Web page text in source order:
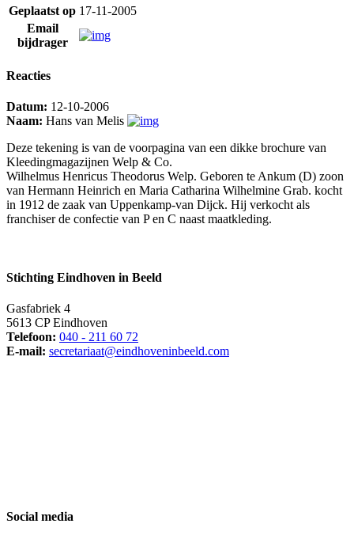
Geplaatst op 17-11-2005
Email
bijdrager
Reacties
Datum: 12-10-2006
Naam: Hans van Melis
Deze tekening is van de voorpagina van een dikke brochure van
Kleedingmagazijnen Welp & Co.
Wilhelmus Henricus Theodorus Welp. Geboren te Ankum (D) zoon
van Hermann Heinrich en Maria Catharina Wilhelmine Grab. kocht
in 1912 de zaak van Uppenkamp-van Dijck. Hij verkocht als
franchiser de confectie van P en C naast maatkleding.
Stichting Eindhoven in Beeld
Gasfabriek 4
5613 CP Eindhoven
Telefoon: 040 - 211 60 72
E-mail: secretariaat@eindhoveninbeeld.com
Social media